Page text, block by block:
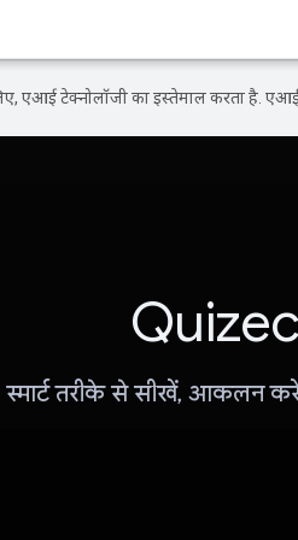
एआई टेक्नोलॉजी का इस्तेमाल करता है.
Quizec
स्मार्ट तरीके से सीखें, आकलन